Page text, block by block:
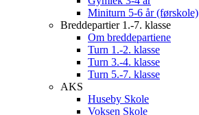
Miniturn 5-6 år (førskole)
Breddepartier 1.-7. klasse
Om breddepartiene
Turn 1.-2. klasse
Turn 3.-4. klasse
Turn 5.-7. klasse
AKS
Huseby Skole
Voksen Skole